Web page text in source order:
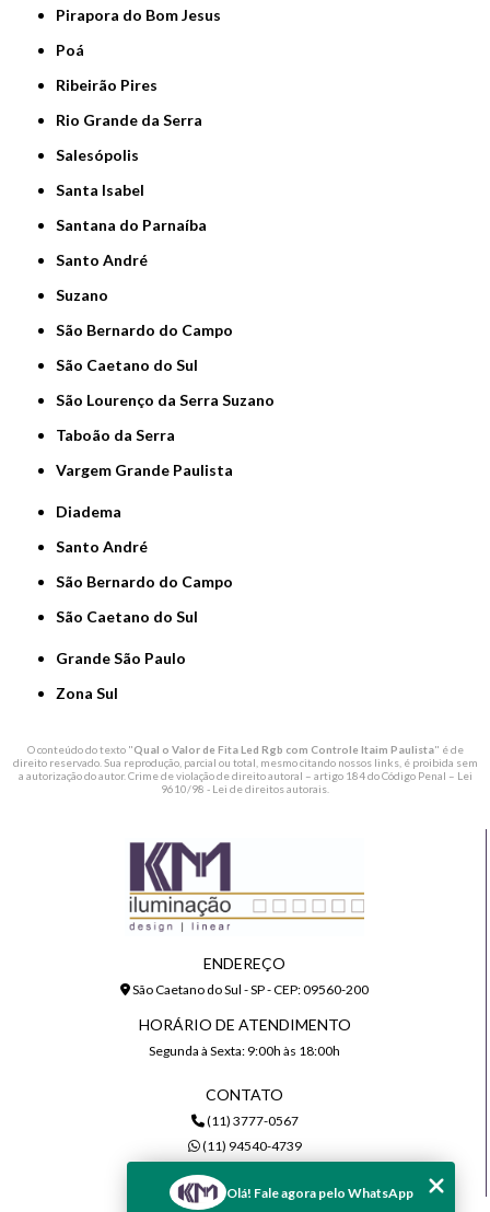
Pirapora do Bom Jesus
Poá
Ribeirão Pires
Rio Grande da Serra
Salesópolis
Santa Isabel
Santana do Parnaíba
Santo André
Suzano
São Bernardo do Campo
São Caetano do Sul
São Lourenço da Serra Suzano
Taboão da Serra
Vargem Grande Paulista
Diadema
Santo André
São Bernardo do Campo
São Caetano do Sul
Grande São Paulo
Zona Sul
O conteúdo do texto "Qual o Valor de Fita Led Rgb com Controle Itaim Paulista" é de
direito reservado. Sua reprodução, parcial ou total, mesmo citando nossos links, é proibida sem
a autorização do autor. Crime de violação de direito autoral – artigo 184 do Código Penal – Lei
9610/98 - Lei de direitos autorais
ENDEREÇO
São Caetano do Sul - SP - CEP: 09560-200
HORÁRIO DE ATENDIMENTO
Segunda à Sexta: 9:00h às 18:00h
CONTATO
(11) 3777-0567
(11) 94540-4739
comercial@kmiluminacao.com.br
Olá! Fale agora pelo WhatsApp